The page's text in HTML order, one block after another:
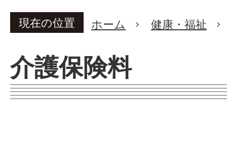
現在の位置 ホーム 健康・福祉
介護保険料